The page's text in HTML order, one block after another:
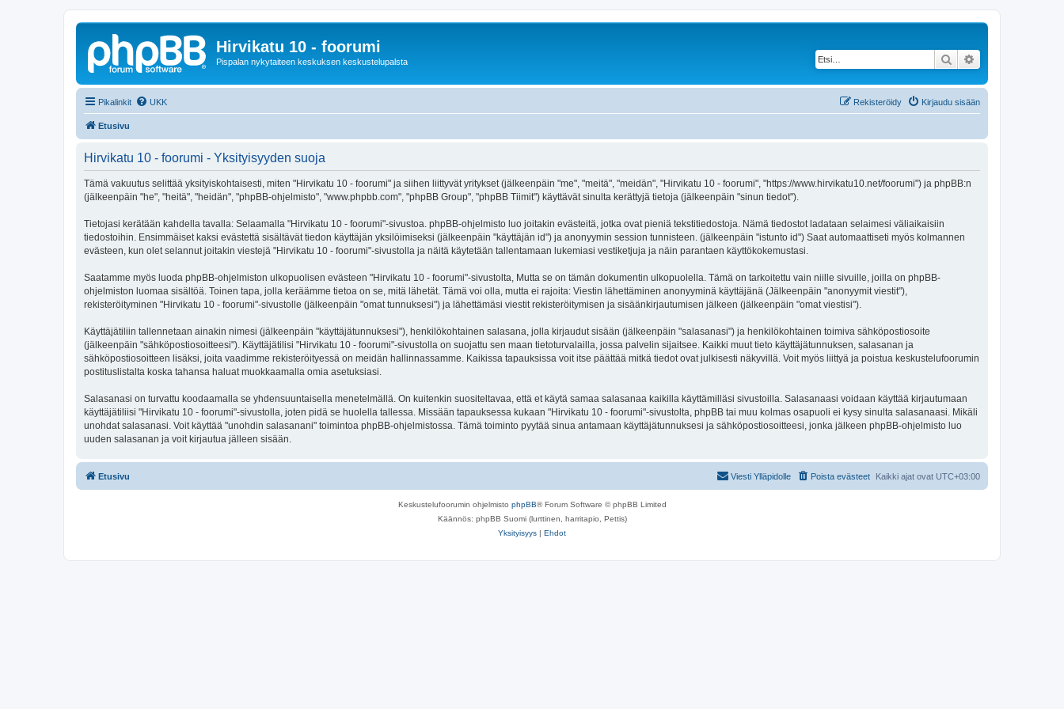
Hirvikatu 10 - foorumi
Pispalan nykytaiteen keskuksen keskustelupalsta Etsi
Pikalinkit UKK Kirjaudu sisään
Rekisteröidy
Etusivu
Hirvikatu 10 - foorumi - Yksityisyyden suoja
Tämä vakuutus selittää yksityiskohtaisesti, miten "Hirvikatu 10 - foorumi" ja siihen liittyvät yritykset (jälkeenpäin "me", "meitä", "meidän", "Hirvikatu 10 - foorumi", "https://www.hirvikatu10.net/foorumi") ja phpBB:n
(jälkeenpäin "he", "heitä", "heidän", "phpBB-ohjelmisto", "www.phpbb.com", "phpBB Group", "phpBB Tiimit") käyttävät sinulta kerättyjä tietoja (jälkeenpäin "sinun tiedot").
Tietojasi kerätään kahdella tavalla: Selaamalla "Hirvikatu 10 - foorumi"-sivustoa. phpBB-ohjelmisto luo joitakin evästeitä, jotka ovat pieniä tekstitiedostoja. Nämä tiedostot ladataan selaimesi väliaikaisiin
tiedostoihin. Ensimmäiset kaksi evästettä sisältävät tiedon käyttäjän yksilöimiseksi (jälkeenpäin "käyttäjän id") ja anonyymin session tunnisteen. (jälkeenpäin "istunto id") Saat automaattiseti myös kolmannen
evästeen, kun olet selannut joitakin viestejä "Hirvikatu 10 - foorumi"-sivustolla ja näitä käytetään tallentamaan lukemiasi vestiketjuja ja näin parantaen käyttökokemustasi.
Saatamme myös luoda phpBB-ohjelmiston ulkopuolisen evästeen "Hirvikatu 10 - foorumi"-sivustolta, Mutta se on tämän dokumentin ulkopuolella. Tämä on tarkoitettu vain niille sivuille, joilla on phpBB-
ohjelmiston luomaa sisältöä. Toinen tapa, jolla keräämme tietoa on se, mitä lähetät. Tämä voi olla, mutta ei rajoita: Viestin lähettäminen anonyyminä käyttäjänä (Jälkeenpäin "anonyymit viestit"),
rekisteröityminen "Hirvikatu 10 - foorumi"-sivustolle (jälkeenpäin "omat tunnuksesi") ja lähettämäsi viestit rekisteröitymisen ja sisäänkirjautumisen jälkeen (jälkeenpäin "omat viestisi").
Käyttäjätiliin tallennetaan ainakin nimesi (jälkeenpäin "käyttäjätunnuksesi"), henkilökohtainen salasana, jolla kirjaudut sisään (jälkeenpäin "salasanasi") ja henkilökohtainen toimiva sähköpostiosoite
(jälkeenpäin "sähköpostiosoitteesi"). Käyttäjätilisi "Hirvikatu 10 - foorumi"-sivustolla on suojattu sen maan tietoturvalailla, jossa palvelin sijaitsee. Kaikki muut tieto käyttäjätunnuksen, salasanan ja
sähköpostiosoitteen lisäksi, joita vaadimme rekisteröityessä on meidän hallinnassamme. Kaikissa tapauksissa voit itse päättää mitkä tiedot ovat julkisesti näkyvillä. Voit myös liittyä ja poistua keskustelufoorumin
postituslistalta koska tahansa haluat muokkaamalla omia asetuksiasi.
Salasanasi on turvattu koodaamalla se yhdensuuntaisella menetelmällä. On kuitenkin suositeltavaa, että et käytä samaa salasanaa kaikilla käyttämilläsi sivustoilla. Salasanaasi voidaan käyttää kirjautumaan
käyttäjätiliisi "Hirvikatu 10 - foorumi"-sivustolla, joten pidä se huolella tallessa. Missään tapauksessa kukaan "Hirvikatu 10 - foorumi"-sivustolta, phpBB tai muu kolmas osapuoli ei kysy sinulta salasanaasi. Mikäli
unohdat salasanasi. Voit käyttää "unohdin salasanani" toimintoa phpBB-ohjelmistossa. Tämä toiminto pyytää sinua antamaan käyttäjätunnuksesi ja sähköpostiosoitteesi, jonka jälkeen phpBB-ohjelmisto luo
uuden salasanan ja voit kirjautua jälleen sisään.
Etusivu Kaikki ajat ovat UTC+03:00
Poista evästeet
Viesti Ylläpidolle
Keskustelufoorumin ohjelmisto phpBB® Forum Software © phpBB Limited
Käännös: phpBB Suomi (lurttinen, harritapio, Pettis)
Yksityisyys | Ehdot